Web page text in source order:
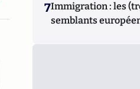
7Immigration : les
semblants